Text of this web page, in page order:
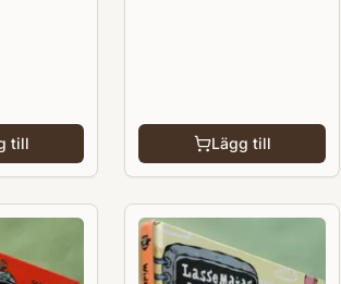
till Lägg till